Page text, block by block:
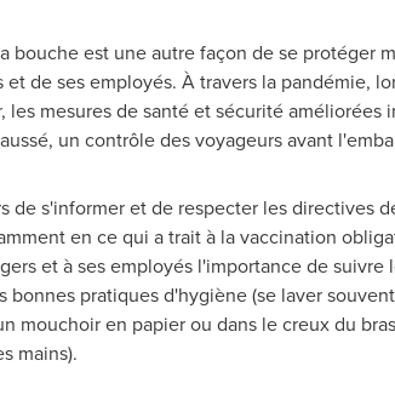
bouche est une autre façon de se protéger
de ses employés. À travers la pandémie,
, les mesures de santé et sécurité
un contrôle des voyageurs avant
de s'informer et de respecter les directives
en ce qui a trait à la vaccination
et à ses employés l'importance de
pratiques d'hygiène (se laver
mouchoir en papier ou dans le creux du
mains).